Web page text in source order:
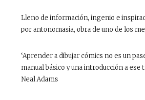
Lleno de información, ingenio e
por antonomasia, obra de uno de los
‘Aprender a dibujar cómics no es un
manual básico y una introducción a ese
Neal Adams